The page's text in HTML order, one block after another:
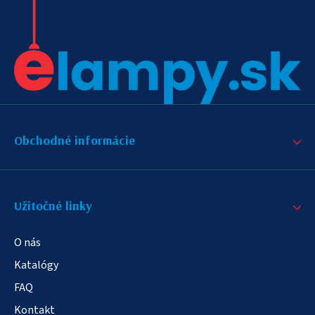
Obchodné informácie
Užitočné linky
O nás
Katalógy
FAQ
Kontakt